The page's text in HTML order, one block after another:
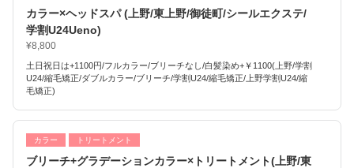
カラー×ヘッドスパ (上野/東上野/御徒町/シールエクステ/
学割U24Ueno)
¥8,800
土日祝日は+1100円/フルカラー/ブリーチなし/白髪染め+￥1100(上野/学割
U24/縮毛矯正/ダブルカラー/ブリーチ/学割U24/縮毛矯正/上野学割U24/縮
毛矯正)
カラー トリートメント
ブリーチ+グラデーションカラー×トリートメント(上野/東